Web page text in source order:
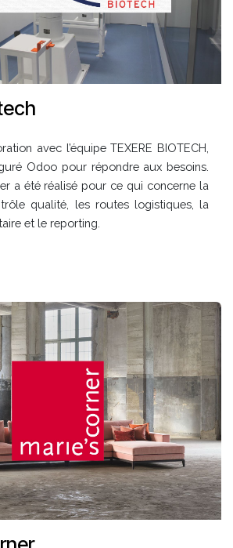
avec l’équipe TEXERE BIOTECH,
Odoo pour répondre aux besoins.
a été réalisé pour ce qui concerne la
qualité, les routes logistiques, la
et le reporting.